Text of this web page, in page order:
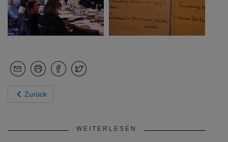
Zurück
WEITERLESEN